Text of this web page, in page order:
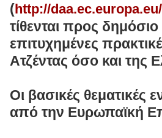
(http://daa.ec.europa.eu/
τίθενται προς
επιτυχημένες
Ατζέντας όσο και της
Οι βασικές θεματικές
από την Ευρωπαϊκή